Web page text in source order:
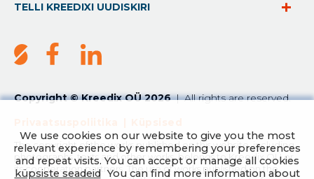
TELLI KREEDIXI UUDISKIRI
Copyright © Kreedix OÜ 2026 | All rights are reserved.
The copyright of the works published on this website, including
photographs, texts and other works, belongs to Kreedix OÜ or
its cooperation partners. The use of works published on the
We use cookies on our website to give you the most
relevant experience by remembering your preferences
and repeat visits. You can accept or manage all cookies
küpsiste seadeid You can find more information about